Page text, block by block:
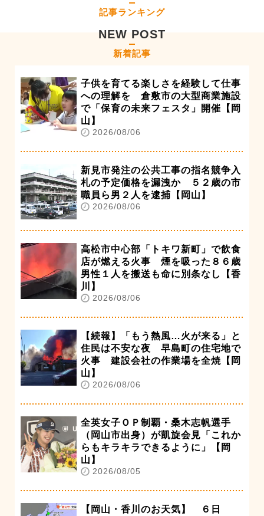
記事ランキング
NEW POST
新着記事
子供を育てる楽しさを経験して仕事
への理解を 倉敷市の大型商業施設
で「保育の未来フェスタ」開催【岡
山】
2026/08/06
新見市発注の公共工事の指名競争入
札の予定価格を漏洩か ５２歳の市
職員ら男２人を逮捕【岡山】
2026/08/06
高松市中心部「トキワ新町」で飲食
店が燃える火事 煙を吸った８６歳
男性１人を搬送も命に別条なし【香
川】
2026/08/06
【続報】「もう熱風…火が来る」と
住民は不安な夜 早島町の住宅地で
火事 建設会社の作業場を全焼【岡
山】
2026/08/06
全英女子ＯＰ制覇・桑木志帆選手
（岡山市出身）が凱旋会見「これか
らもキラキラできるように」【岡
山】
2026/08/05
【岡山・香川のお天気】 ６日